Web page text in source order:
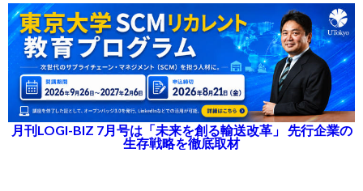
月刊LOGI-BIZ 7月号は「未来を創る輸送改革」 先行企業の
生存戦略を徹底取材